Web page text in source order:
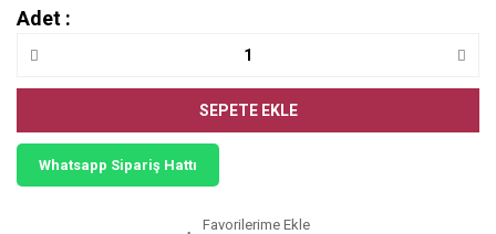
Adet :
SEPETE EKLE
Whatsapp Sipariş Hattı